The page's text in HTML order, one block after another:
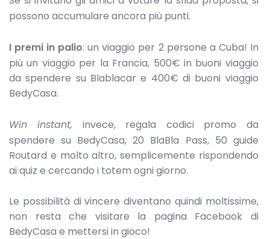
possono accumulare ancora più punti.
I premi in palio: un viaggio per 2 persone a Cuba! In
più un viaggio per la Francia, 500€ in buoni viaggio
da spendere su Blablacar e 400€ di buoni viaggio
BedyCasa.
Win instant, invece, regala codici promo da
spendere su BedyCasa, 20 BlaBla Pass, 50 guide
Routard e molto altro, semplicemente rispondendo
ai quiz e cercando i totem ogni giorno.
Le possibilità di vincere diventano quindi moltissime,
non resta che visitare la pagina Facebook di
BedyCasa e mettersi in gioco!